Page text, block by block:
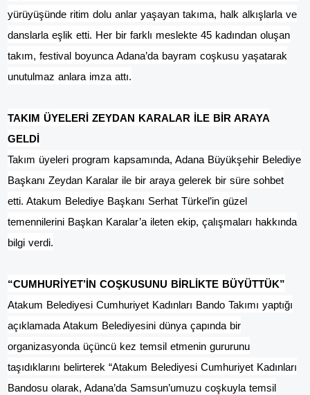
yürüyüşünde ritim dolu anlar yaşayan takıma, halk alkışlarla ve
danslarla eşlik etti. Her bir farklı meslekte 45 kadından oluşan
takım, festival boyunca Adana’da bayram coşkusu yaşatarak
unutulmaz anlara imza attı.
TAKIM ÜYELERİ ZEYDAN KARALAR İLE BİR ARAYA
GELDİ
Takım üyeleri program kapsamında, Adana Büyükşehir Belediye
Başkanı Zeydan Karalar ile bir araya gelerek bir süre sohbet
etti. Atakum Belediye Başkanı Serhat Türkel’in güzel
temennilerini Başkan Karalar’a ileten ekip, çalışmaları hakkında
bilgi verdi.
“CUMHURİYET’İN COŞKUSUNU BİRLİKTE BÜYÜTTÜK”
Atakum Belediyesi Cumhuriyet Kadınları Bando Takımı yaptığı
açıklamada Atakum Belediyesini dünya çapında bir
organizasyonda üçüncü kez temsil etmenin gururunu
taşıdıklarını belirterek “Atakum Belediyesi Cumhuriyet Kadınları
Bandosu olarak, Adana’da Samsun’umuzu coşkuyla temsil